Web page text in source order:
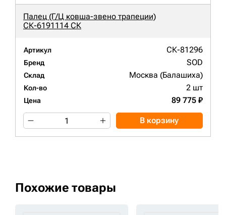
Палец (Г/Ц ковша-звено трапеции)
СК-6191114 СК
Артикул СК-81296
Бренд SOD
Склад Москва (Балашиха)
Кол-во 2 шт
Цена 89 775 ₽
В корзину
Похожие товары